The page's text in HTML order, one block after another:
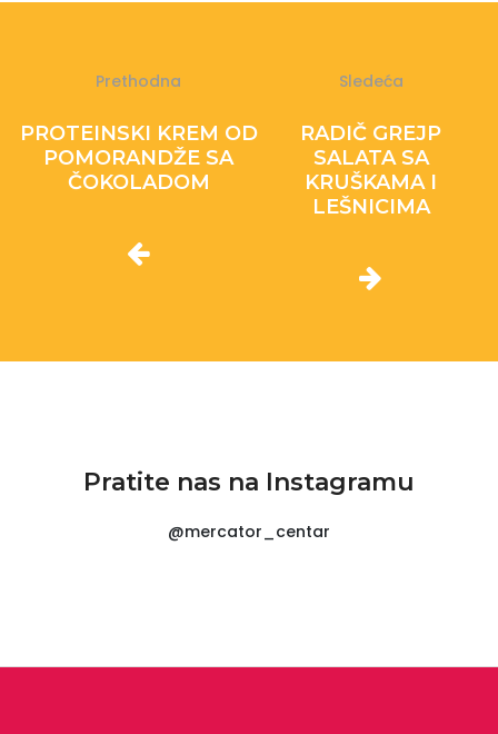
Prethodna
PROTEINSKI KREM OD
POMORANDŽE SA
ČOKOLADOM
Sledeća
RADIČ GREJP
SALATA SA
KRUŠKAMA I
LEŠNICIMA
Pratite nas na Instagramu
@mercator_centar